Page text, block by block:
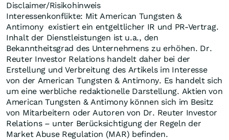
Disclaimer/Risikohinweis
Interessenkonflikte: Mit American Tungsten &
Antimony existiert ein entgeltlicher IR und PR-Vertrag.
Inhalt der Dienstleistungen ist u.a., den
Bekanntheitsgrad des Unternehmens zu erhöhen. Dr.
Reuter Investor Relations handelt daher bei der
Erstellung und Verbreitung des Artikels im Interesse
von der American Tungsten & Antimony. Es handelt sich
um eine werbliche redaktionelle Darstellung. Aktien von
American Tungsten & Antimony können sich im Besitz
von Mitarbeitern oder Autoren von Dr. Reuter Investor
Relations – unter Berücksichtigung der Regeln der
Market Abuse Regulation (MAR) befinden.